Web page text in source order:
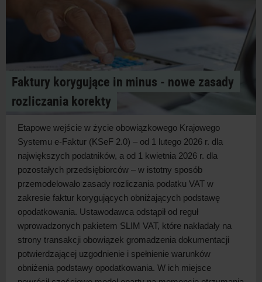
Faktury korygujące in minus ‑ nowe zasady
rozliczania korekty
Etapowe wejście w życie obowiązkowego Krajowego
Systemu e-Faktur (KSeF 2.0) – od 1 lutego 2026 r. dla
największych podatników, a od 1 kwietnia 2026 r. dla
pozostałych przedsiębiorców – w istotny sposób
przemodelowało zasady rozliczania podatku VAT w
zakresie faktur korygujących obniżających podstawę
opodatkowania. Ustawodawca odstąpił od reguł
wprowadzonych pakietem SLIM VAT, które nakładały na
strony transakcji obowiązek gromadzenia dokumentacji
potwierdzającej uzgodnienie i spełnienie warunków
obniżenia podstawy opodatkowania. W ich miejsce